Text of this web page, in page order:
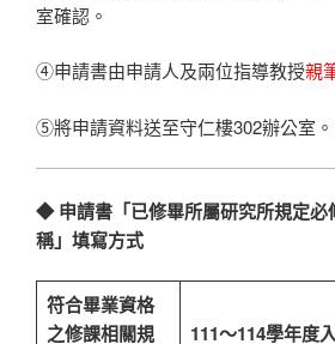
室確認。
④申請書由申請人及兩位指導教授親
⑤將申請資料送至守仁樓302辦公室。
◆ 申請書「已修畢所屬研究所規定必
稱」填寫方式
符合畢業資格
之修課相關規
111～114學年度